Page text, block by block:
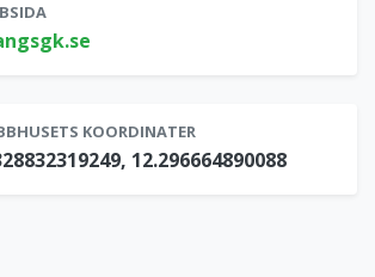
KOORDINATER
12.296664890088